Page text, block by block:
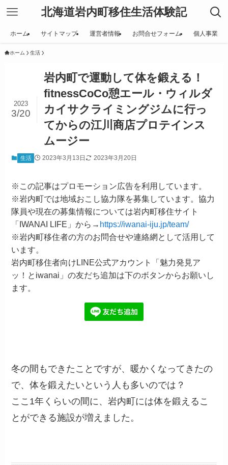
北海道岩内町移住生活体験記
ホーム サイトマップ 運営者情報 お問合せフォーム 個人事業
ホーム 生活
岩内町で運動して体を鍛える！
fitnessCoCo憩エール・ウィルダ
カイサクライミングジムに行っ
てからの江川商店プロテインス
ムージー
2023
3/20
生活 2023年3月13日 2023年3月20日
※この記事はプロモーション広告を利用しています。
※岩内町では地域おこし協力隊を募集しています。協力
隊員や現在の募集情報については岩内町移住サイト
「IWANAI LIFE」から→ https://iwanai-iju.jp/team/
※岩内町移住者の方のお問合せや連絡網として活用して
います。
岩内町移住者向けLINE公式アカウント「魅力発見ア
ッ！とiwanai」の友だち追加は下のボタンからお願いし
ます。
冬の間もできたことですが、暖かくなってきたの
で、体を鍛えたいという人も多いのでは？
ここ1年くらいの間に、岩内町には体を鍛えるこ
とができる施設が増えました。